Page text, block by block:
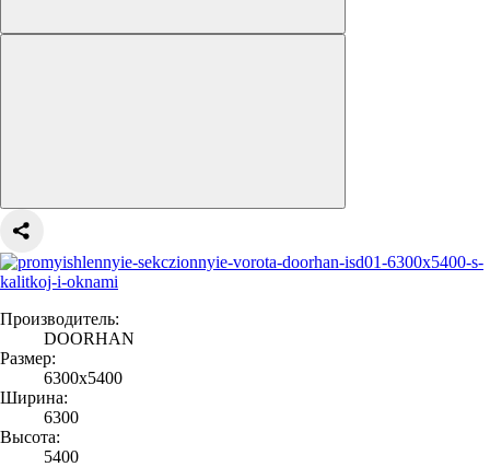
Производитель:
DOORHAN
Размер:
6300х5400
Ширина:
6300
Высота:
5400